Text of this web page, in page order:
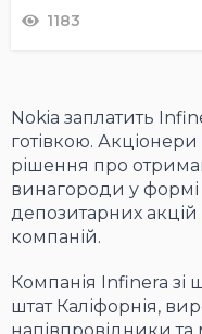
1183
Nokia заплатить
готівкою.
рішення про
винагороди у
депозитарних акцій
компаній.
Компанія Infinera зі
штат Каліфорнія,